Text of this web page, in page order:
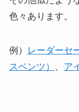
色々あります。
例）
レーダーセ
スベンツ）
、 ア